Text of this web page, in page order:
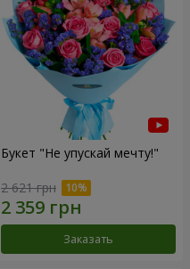
Букет "Не упускай мечту!"
2 621 грн
Заказать